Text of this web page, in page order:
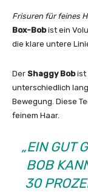
Frisuren für feines
Box-Bobist ein
die klare untere
Der Shaggy Bobist
unterschiedlich
Bewegung. Diese
feinem Haar.
„EIN GUT
BOB
30